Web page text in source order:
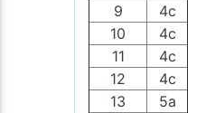
9
4c
10
4c
11
4c
12
4c
13
5a